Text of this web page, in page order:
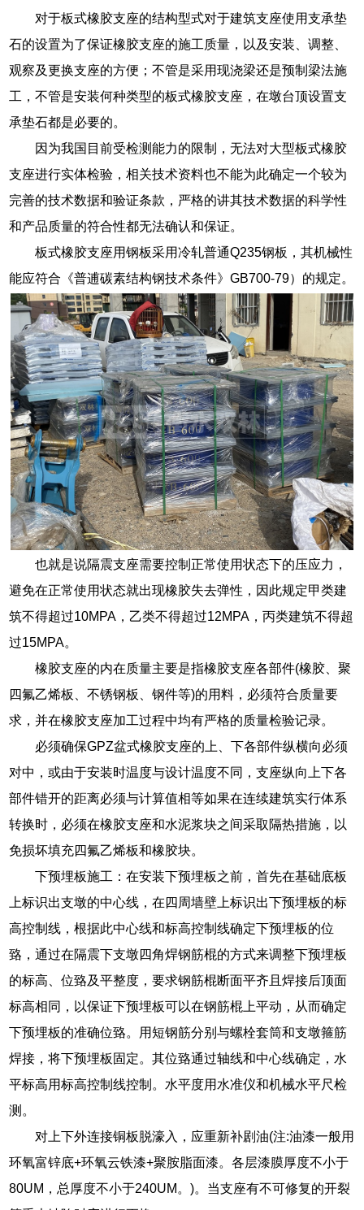
对于板式橡胶支座的结构型式对于建筑支座使用支承垫
石的设置为了保证橡胶支座的施工质量，以及安装、调整、
观察及更换支座的方便；不管是采用现浇梁还是预制梁法施
工，不管是安装何种类型的板式橡胶支座，在墩台顶设置支
承垫石都是必要的。
因为我国目前受检测能力的限制，无法对大型板式橡胶
支座进行实体检验，相关技术资料也不能为此确定一个较为
完善的技术数据和验证条款，严格的讲其技术数据的科学性
和产品质量的符合性都无法确认和保证。
板式橡胶支座用钢板采用冷轧普通Q235钢板，其机械性
能应符合《普逋碳素结构钢技术条件》GB700-79）的规定。
也就是说隔震支座需要控制正常使用状态下的压应力，
避免在正常使用状态就出现橡胶失去弹性，因此规定甲类建
筑不得超过10MPA，乙类不得超过12MPA，丙类建筑不得超
过15MPA。
橡胶支座的内在质量主要是指橡胶支座各部件(橡胶、聚
四氟乙烯板、不锈钢板、钢件等)的用料，必须符合质量要
求，并在橡胶支座加工过程中均有严格的质量检验记录。
必须确保GPZ盆式橡胶支座的上、下各部件纵横向必须
对中，或由于安装时温度与设计温度不同，支座纵向上下各
部件错开的距离必须与计算值相等如果在连续建筑实行体系
转换时，必须在橡胶支座和水泥浆块之间采取隔热措施，以
免损坏填充四氟乙烯板和橡胶块。
下预埋板施工：在安装下预埋板之前，首先在基础底板
上标识出支墩的中心线，在四周墙壁上标识出下预埋板的标
高控制线，根据此中心线和标高控制线确定下预埋板的位
臵，通过在隔震下支墩四角焊钢筋棍的方式来调整下预埋板
的标高、位臵及平整度，要求钢筋棍断面平齐且焊接后顶面
标高相同，以保证下预埋板可以在钢筋棍上平动，从而确定
下预埋板的准确位臵。用短钢筋分别与螺栓套筒和支墩箍筋
焊接，将下预埋板固定。其位臵通过轴线和中心线确定，水
平标高用标高控制线控制。水平度用水准仪和机械水平尺检
测。
对上下外连接铜板脱濠入，应重新补剧油(注:油漆一般用
环氧富锌底+环氧云铁漆+聚胺脂面漆。各层漆膜厚度不小于
80UM，总厚度不小于240UM。)。当支座有不可修复的开裂